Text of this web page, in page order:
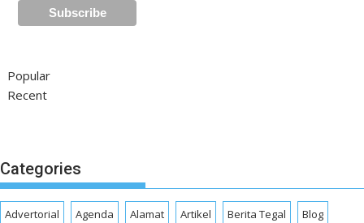
Popular
Recent
Categories
Advertorial Agenda Alamat Artikel Berita Tegal Blog